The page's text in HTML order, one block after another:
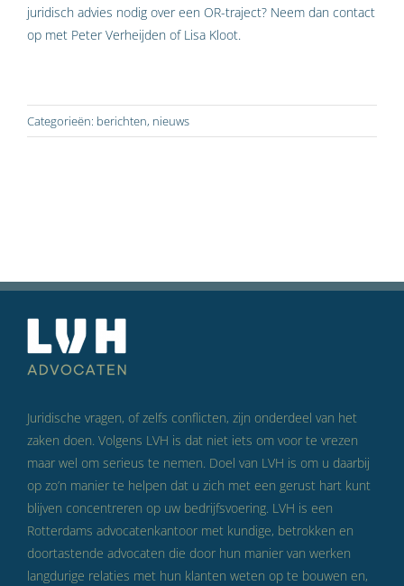
juridisch advies nodig over een OR-traject? Neem dan contact
op met Peter Verheijden of Lisa Kloot.
Categorieën: berichten, nieuws
Juridische vragen, of zelfs conflicten, zijn onderdeel van het
zaken doen. Volgens LVH is dat niet iets om voor te vrezen
maar wel om serieus te nemen. Doel van LVH is om u daarbij
op zo’n manier te helpen dat u zich met een gerust hart kunt
blijven concentreren op uw bedrijfsvoering. LVH is een
Rotterdams advocatenkantoor met kundige, betrokken en
doortastende advocaten die door hun manier van werken
langdurige relaties met hun klanten weten op te bouwen en,